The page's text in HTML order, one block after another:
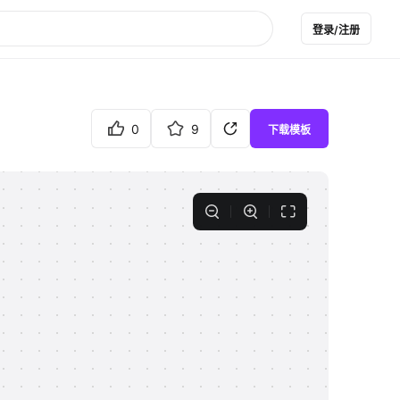
登录/注册
0 9 下载模板